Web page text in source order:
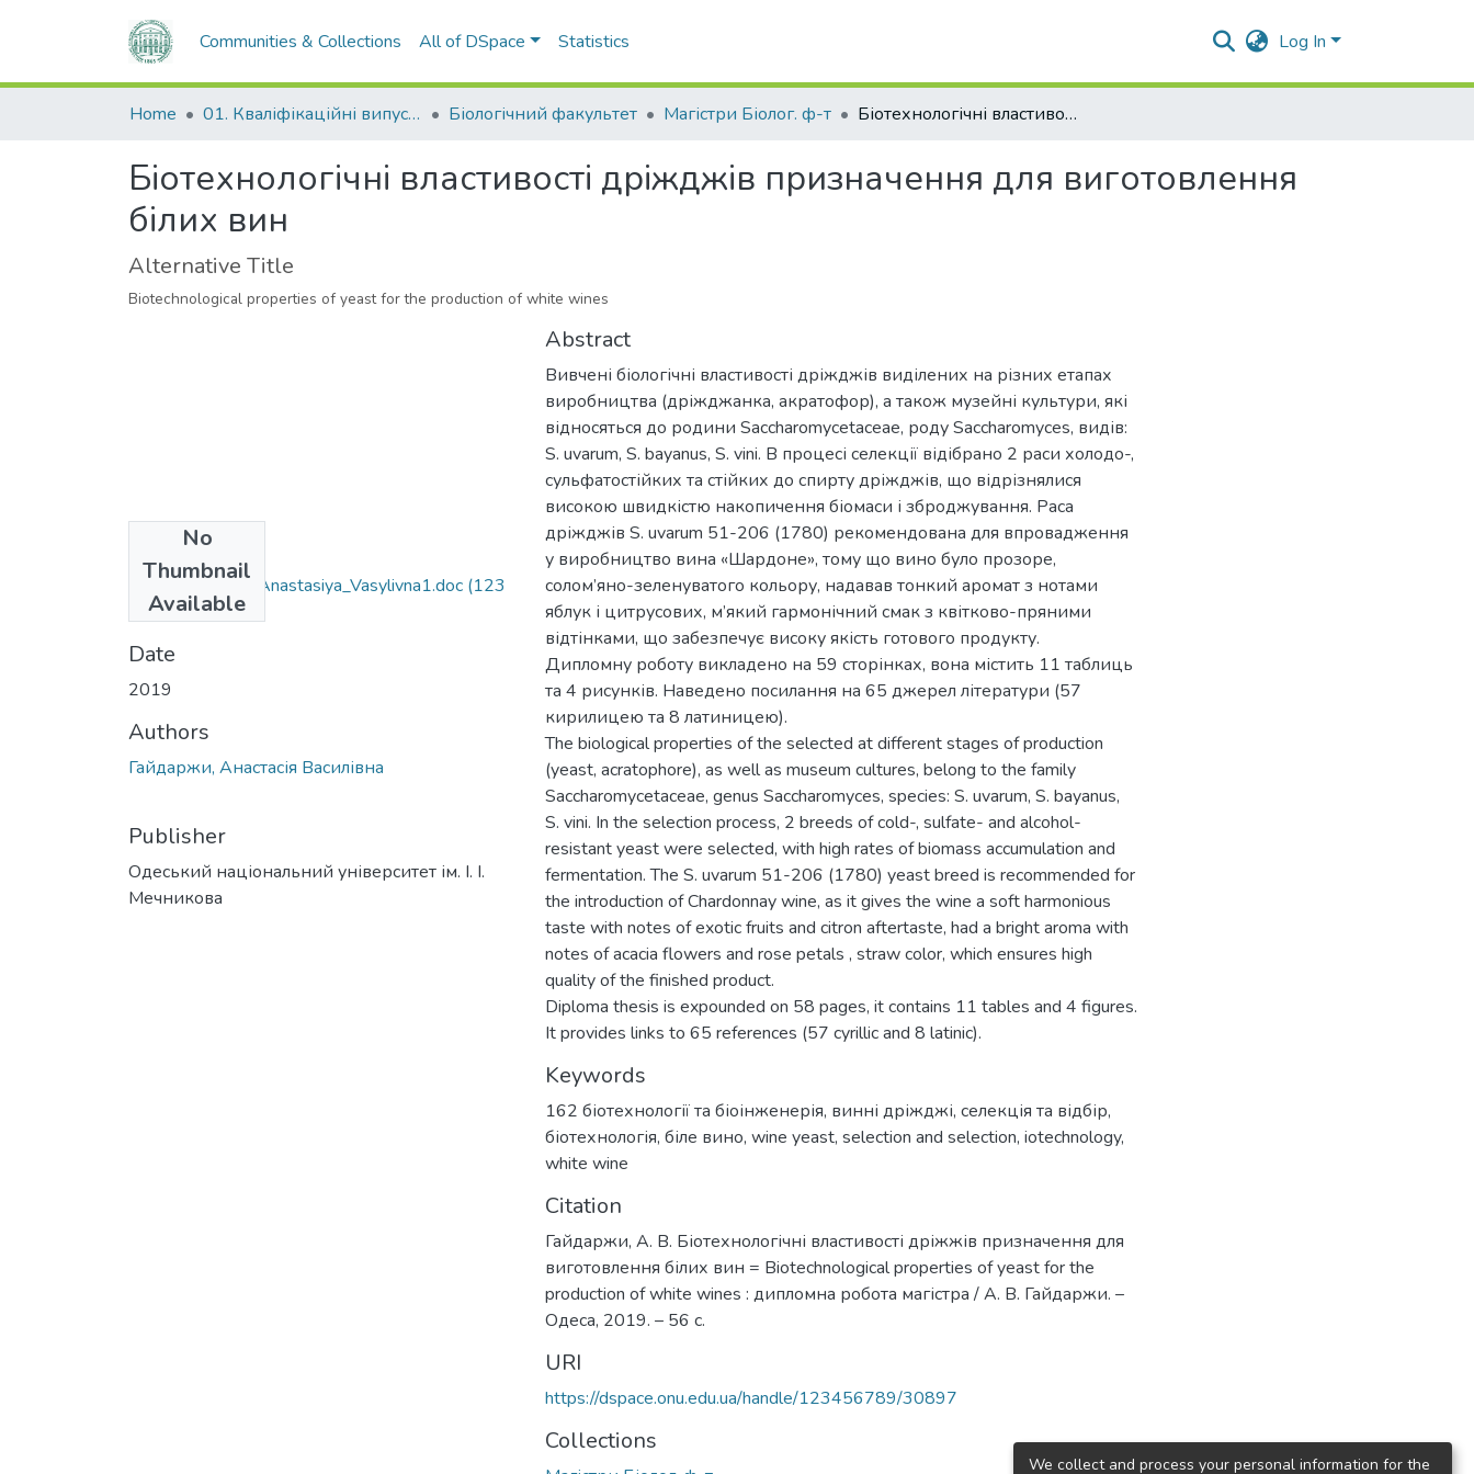
Communities & Collections All of DSpace Statistics Log In
Home 01. Кваліфікаційні випускні роботи здобувачів вищої освіти Біологічний факультет Магістри Біолог. ф-т Біотехнологічні властивості дріжджів призначення для виготовлення білих вин
Біотехнологічні властивості дріжджів призначення для виготовлення
білих вин
Alternative Title
Biotechnological properties of yeast for the production of white wines
No
Thumbnail
Available
162_Haydarzhy_Anastasiya_Vasylivna1.doc (123
KB)
Date
2019
Authors
Гайдаржи, Анастасія Василівна
Publisher
Одеський національний університет ім. І. І.
Мечникова
Abstract
Вивчені біологічні властивості дріжджів виділених на різних етапах
виробництва (дріжджанка, акратофор), а також музейні культури, які
відносяться до родини Saccharomycetaceae, роду Saccharomyces, видів:
S. uvarum, S. bayanus, S. vini. В процесі селекції відібрано 2 раси холодо-,
сульфатостійких та стійких до спирту дріжджів, що відрізнялися
високою швидкістю накопичення біомаси і зброджування. Раса
дріжджів S. uvarum 51-206 (1780) рекомендована для впровадження
у виробництво вина «Шардоне», тому що вино було прозоре,
солом’яно-зеленуватого кольору, надавав тонкий аромат з нотами
яблук і цитрусових, м’який гармонічний смак з квітково-пряними
відтінками, що забезпечує високу якість готового продукту.
Дипломну роботу викладено на 59 сторінках, вона містить 11 таблиць
та 4 рисунків. Наведено посилання на 65 джерел літератури (57
кирилицею та 8 латиницею).
The biological properties of the selected at different stages of production
(yeast, acratophore), as well as museum cultures, belong to the family
Saccharomycetaceae, genus Saccharomyces, species: S. uvarum, S. bayanus,
S. vini. In the selection process, 2 breeds of cold-, sulfate- and alcohol-
resistant yeast were selected, with high rates of biomass accumulation and
fermentation. The S. uvarum 51-206 (1780) yeast breed is recommended for
the introduction of Chardonnay wine, as it gives the wine a soft harmonious
taste with notes of exotic fruits and citron aftertaste, had a bright aroma with
notes of acacia flowers and rose petals , straw color, which ensures high
quality of the finished product.
Diploma thesis is expounded on 58 pages, it contains 11 tables and 4 figures.
It provides links to 65 references (57 cyrillic and 8 latinic).
Keywords
162 біотехнології та біоінженерія, винні дріжджі, селекція та відбір,
біотехнологія, біле вино, wine yeast, selection and selection, iotechnology,
white wine
Citation
Гайдаржи, А. В. Біотехнологічні властивості дріжжів призначення для
виготовлення білих вин = Biotechnological properties of yeast for the
production of white wines : дипломна робота магістра / А. В. Гайдаржи. –
Одеса, 2019. – 56 с.
URI
https://dspace.onu.edu.ua/handle/123456789/30897
Collections
We collect and process your personal information for the